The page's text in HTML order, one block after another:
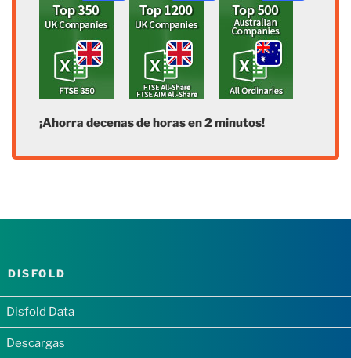
¡Ahorra decenas de horas en 2 minutos!
DISFOLD
Disfold Data
Descargas